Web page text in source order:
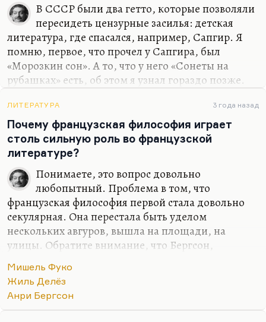
В СССР были два гетто, которые позволяли
пересидеть цензурные засилья: детская
литература, где спасался, например, Сапгир. Я
помню, первое, что прочел у Сапгира, был
«Морозкин сон». А то, что у него «Сонеты на
рубашках» есть, об этом я узнал гораздо позже.
Хармс, Введенский и даже Заболоцкий, которому
это не очень удавалось, но «Стихи о деревянном
человечке» у него до слез прекрасны. Наверное,
детская литература как раз и была таким гетто.
Я сильно подозреваю, что и Чуковский, если бы
он развивался органично, рано или поздно стал
бы хорошим лирическим поэтом. У него его
хорошие лирические стихи. Но то, что он был
задан в литературу игровую,…
ЛИТЕРАТУРА 3 года назад
Почему французская философия играет
столь сильную роль во французской
литературе?
Понимаете, это вопрос довольно
любопытный. Проблема в том, что
французская философия первой стала довольно
секулярная. Она перестала быть уделом
нескольких авгуров, вышла на площади, на
улицы. Обратите внимание, что Бергсон,
литературе, например. Именно потому, что
Бергсон замечательно увлекательно излагал, так
сказать, свою философию жизни, хотя
Мишель Фуко
Жиль Делёз
Анри Бергсон